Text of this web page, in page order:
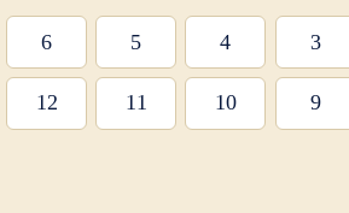
3
4
5
6
9
10
11
12